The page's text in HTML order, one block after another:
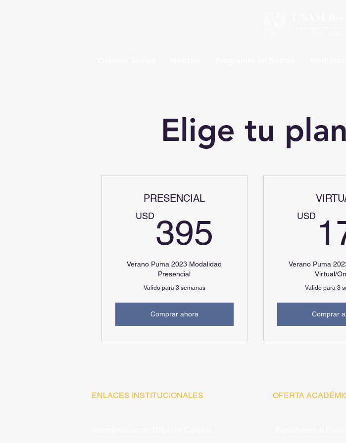
Elige tu
PRESENCIAL
USD 395 395USD
Verano Puma 2023 Modalidad
Presencial
Valido para 3 semanas
Comprar ahora
USD
Verano Puma
Virtual/
Valido para 3
Comprar
ENLACES INSTITUCIONALES OFERTA